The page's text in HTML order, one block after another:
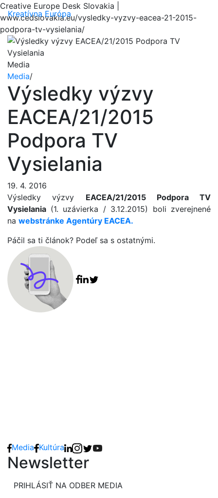
Creative Europe Desk Slovakia |
www.cedslovakia.eu/vysledky-vyzvy-eacea-21-2015-
podpora-tv-vysielania/
Kreatívna Európa
Media
Media/
Výsledky výzvy
EACEA/21/2015
Podpora TV
Vysielania
19. 4. 2016
Výsledky výzvy EACEA/21/2015 Podpora TV
Vysielania (1. uzávierka / 3.12.2015) boli zverejnené
na webstránke Agentúry EACEA.
Páčil sa ti článok? Podeľ sa s ostatnými.
Media Kultúra
Newsletter
PRIHLÁSIŤ NA ODBER MEDIA